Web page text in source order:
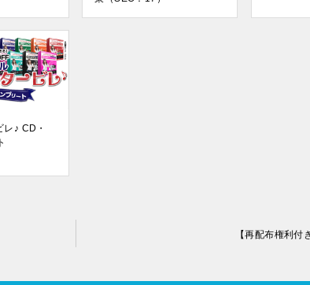
♪ CD・
【再配布権利